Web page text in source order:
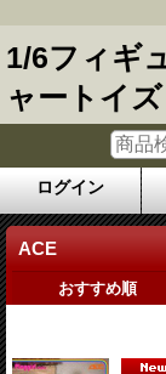
1/6フィギ
ャートイズ
ログイン
ACE
おすすめ順